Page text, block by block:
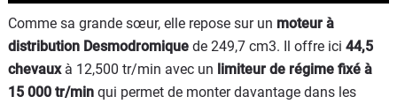
Comme sa grande sœur, elle repose sur un moteur à
distribution Desmodromique de 249,7 cm3. Il offre ici 44,5
chevauxà 12,500 tr/min avec un limiteur de régime fixé à
15 000 tr/min qui permet de monter davantage dans les